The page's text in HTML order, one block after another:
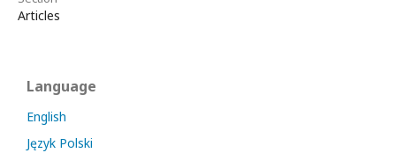
Articles
Language
English
Język Polski